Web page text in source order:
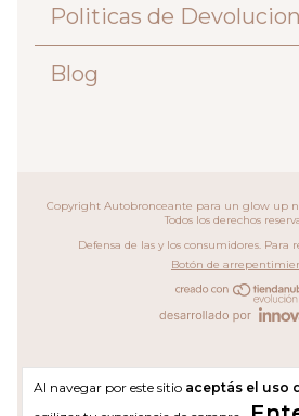
Al navegar por este sitio aceptás el uso
Politicas de Devolucion
Blog
Copyright Autobronceante para un glow up
Todos los derechos
Defensa de las y los consumidores. Para
Botón de